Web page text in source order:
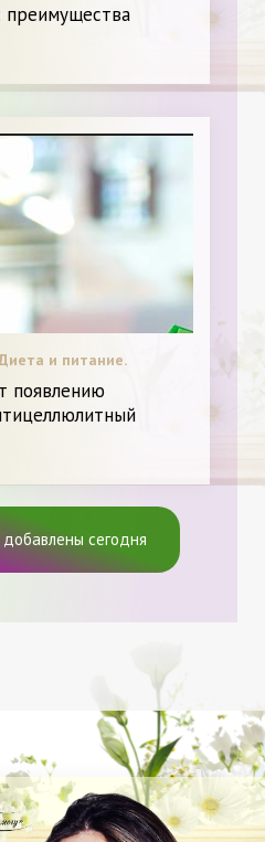
преимущества
и питание.
появлению
сегодня